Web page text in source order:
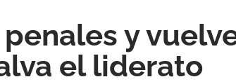
y
el liderato